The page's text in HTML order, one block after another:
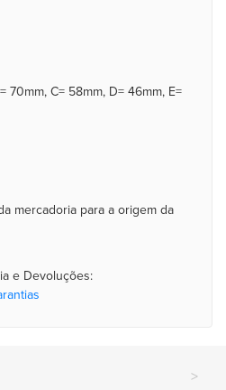
70mm, C= 58mm, D= 46mm, E=
mercadoria para a origem da
e Devoluções:
>